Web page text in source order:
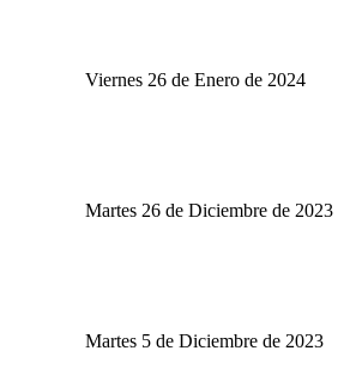
Viernes 26 de Enero de 2024
Martes 26 de Diciembre de 2023
Martes 5 de Diciembre de 2023